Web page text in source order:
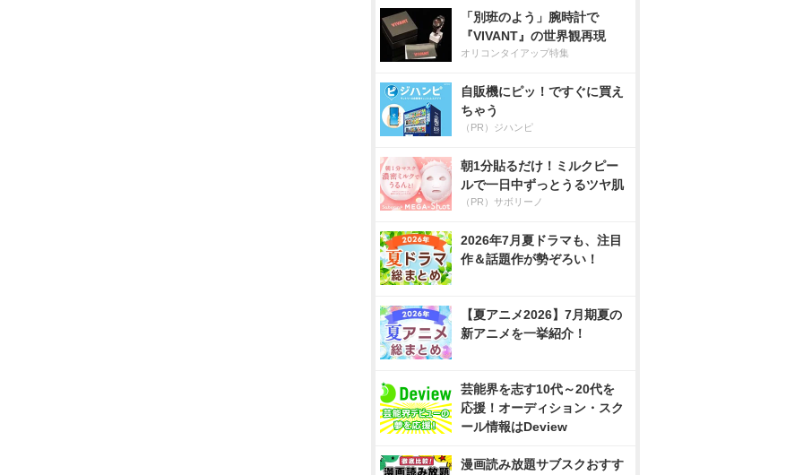
「別班のよう」腕時計で
『VIVANT』の世界観再現
オリコンタイアップ特集
自販機にピッ！ですぐに買え
ちゃう
（PR）ジハンピ
朝1分貼るだけ！ミルクピー
ルで一日中ずっとうるツヤ肌
（PR）サボリーノ
2026年7月夏ドラマも、注目
作＆話題作が勢ぞろい！
【夏アニメ2026】7月期夏の
新アニメを一挙紹介！
芸能界を志す10代～20代を
応援！オーディション・スク
ール情報はDeview
漫画読み放題サブスクおすす